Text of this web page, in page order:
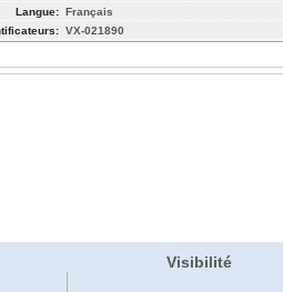
Langue: Français
VX-021890
Visibilité